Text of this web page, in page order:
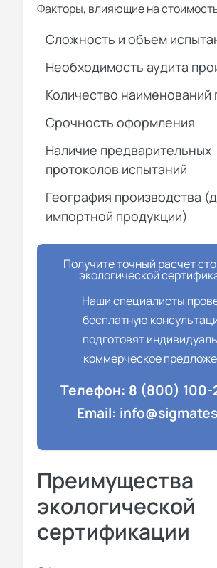
Факторы, влияющие на
Сложность и объем
Необходимость аудита
Количество наименований
Срочность оформления
Наличие предварительных
протоколов испытаний
География производства
импортной продукции)
Получите точный расчет
экологической
Наши специалисты
бесплатную
подготовят
коммерческое
Телефон: 8 (800) 100-
Email:
Преимущества
экологической
сертификации